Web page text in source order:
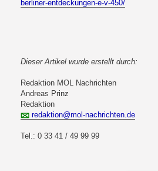
berliner-entdeckungen-e-v-450/
Dieser Artikel wurde erstellt durch:
Redaktion MOL Nachrichten
Andreas Prinz
Redaktion
redaktion@mol-nachrichten.de
Tel.: 0 33 41 / 49 99 99